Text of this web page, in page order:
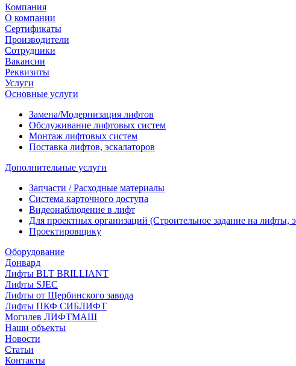
Компания
О компании
Сертификаты
Производители
Сотрудники
Вакансии
Реквизиты
Услуги
Основные услуги
Замена/Модернизация лифтов
Обслуживание лифтовых систем
Монтаж лифтовых систем
Поставка лифтов, эскалаторов
Дополнительные услуги
Запчасти / Расходные материалы
Система карточного доступа
Видеонаблюдение в лифт
Для проектных организаций (Строительное задание на лифты,
Проектировщику
Оборудование
Донвард
Лифты BLT BRILLIANT
Лифты SJEC
Лифты от Щербинского завода
Лифты ПКФ СИБЛИФТ
Могилев ЛИФТМАШ
Наши объекты
Новости
Статьи
Контакты